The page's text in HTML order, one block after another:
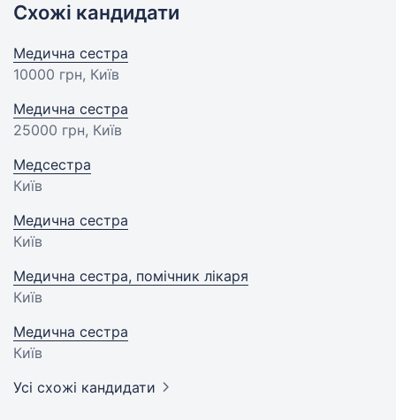
Схожі кандидати
Медична сестра
10000 грн, Київ
Медична сестра
25000 грн, Київ
Медсестра
Київ
Медична сестра
Київ
Медична сестра, помічник лікаря
Київ
Медична сестра
Київ
Усі схожі кандидати